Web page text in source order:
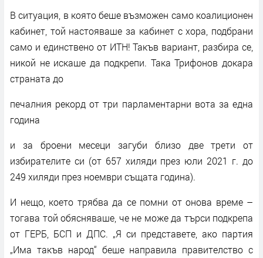
В ситуация, в която беше възможен само коалиционен
кабинет, той настояваше за кабинет с хора, подбрани
само и единствено от ИТН! Такъв вариант, разбира се,
никой не искаше да подкрепи. Така Трифонов докара
страната до
печалния рекорд от три парламентарни вота за една
година
и за броени месеци загуби близо две трети от
избирателите си (от 657 хиляди през юли 2021 г. до
249 хиляди през ноември същата година).
И нещо, което трябва да се помни от онова време –
тогава той обясняваше, че не може да търси подкрепа
от ГЕРБ, БСП и ДПС. „Я си представете, ако партия
„Има такъв народ“ беше направила правителство с